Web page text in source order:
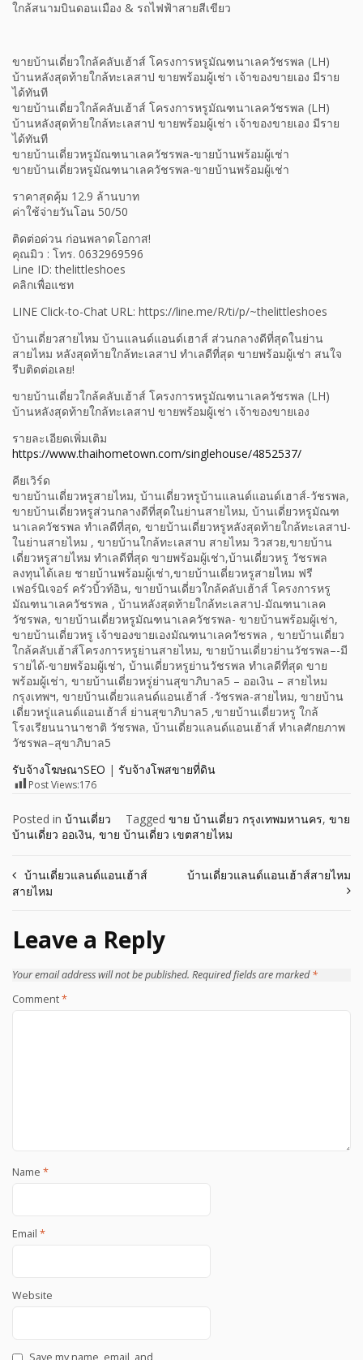
ใกล้สนามบินดอนเมือง & รถไฟฟ้าสายสีเขียว
ขายบ้านเดี่ยวใกล้คลับเฮ้าส์ โครงการหรูมัณฑนาเลควัชรพล (LH)
บ้านหลังสุดท้ายใกล้ทะเลสาป ขายพร้อมผู้เช่า เจ้าของขายเอง มีราย
ได้ทันที
ขายบ้านเดี่ยวใกล้คลับเฮ้าส์ โครงการหรูมัณฑนาเลควัชรพล (LH)
บ้านหลังสุดท้ายใกล้ทะเลสาป ขายพร้อมผู้เช่า เจ้าของขายเอง มีราย
ได้ทันที
ขายบ้านเดี่ยวหรูมัณฑนาเลควัชรพล-ขายบ้านพร้อมผู้เช่า
ขายบ้านเดี่ยวหรูมัณฑนาเลควัชรพล-ขายบ้านพร้อมผู้เช่า
ราคาสุดคุ้ม 12.9 ล้านบาท
ค่าใช้จ่ายวันโอน 50/50
ติดต่อด่วน ก่อนพลาดโอกาส!
คุณมิว : โทร. 0632969596
Line ID: thelittleshoes
คลิกเพื่อแชท
LINE Click-to-Chat URL: https://line.me/R/ti/p/~thelittleshoes
บ้านเดี่ยวสายไหม บ้านแลนด์แอนด์เฮาส์ ส่วนกลางดีที่สุดในย่าน
สายไหม หลังสุดท้ายใกล้ทะเลสาป ทำเลดีที่สุด ขายพร้อมผู้เช่า สนใจ
รีบติดต่อเลย!
ขายบ้านเดี่ยวใกล้คลับเฮ้าส์ โครงการหรูมัณฑนาเลควัชรพล (LH)
บ้านหลังสุดท้ายใกล้ทะเลสาป ขายพร้อมผู้เช่า เจ้าของขายเอง
รายละเอียดเพิ่มเติม
https://www.thaihometown.com/singlehouse/4852537/
คียเวิร์ด
ขายบ้านเดี่ยวหรูสายไหม, บ้านเดี่ยวหรูบ้านแลนด์แอนด์เฮาส์-วัชรพล,
ขายบ้านเดี่ยวหรูส่วนกลางดีที่สุดในย่านสายไหม, บ้านเดี่ยวหรูมัณฑ
นาเลควัชรพล ทำเลดีที่สุด, ขายบ้านเดี่ยวหรูหลังสุดท้ายใกล้ทะเลสาป-
ในย่านสายไหม , ขายบ้านใกล้ทะเลสาบ สายไหม วิวสวย,ขายบ้าน
เดี่ยวหรูสายไหม ทำเลดีที่สุด ขายพร้อมผู้เช่า,บ้านเดี่ยวหรู วัชรพล
ลงทุนได้เลย ชายบ้านพร้อมผู้เช่า,ขายบ้านเดี่ยวหรูสายไหม ฟรี
เฟอร์นิเจอร์ ครัวบิ้วท์อิน, ขายบ้านเดี่ยวใกล้คลับเฮ้าส์ โครงการหรู
มัณฑนาเลควัชรพล , บ้านหลังสุดท้ายใกล้ทะเลสาป-มัณฑนาเลค
วัชรพล, ขายบ้านเดี่ยวหรูมัณฑนาเลควัชรพล- ขายบ้านพร้อมผู้เช่า,
ขายบ้านเดี่ยวหรู เจ้าของขายเองมัณฑนาเลควัชรพล , ขายบ้านเดี่ยว
ใกล้คลับเฮ้าส์โครงการหรูย่านสายไหม, ขายบ้านเดี่ยวย่านวัชรพล–-มี
รายได้-ขายพร้อมผู้เช่า, บ้านเดี่ยวหรูย่านวัชรพล ทำเลดีที่สุด ขาย
พร้อมผู้เช่า, ขายบ้านเดี่ยวหรู่ย่านสุขาภิบาล5 – ออเงิน – สายไหม
กรุงเทพฯ, ขายบ้านเดี่ยวแลนด์แอนเฮ้าส์ -วัชรพล-สายไหม, ขายบ้าน
เดี่ยวหรู่แลนด์แอนเฮ้าส์ ย่านสุขาภิบาล5 ,ขายบ้านเดี่ยวหรู ใกล้
โรงเรียนนานาชาติ วัชรพล, บ้านเดี่ยวแลนด์แอนเฮ้าส์ ทำเลศักยภาพ
วัชรพล–สุขาภิบาล5
รับจ้างโฆษณาSEO | รับจ้างโพสขายที่ดิน
Post Views:176
Posted in บ้านเดี่ยว Tagged ขาย บ้านเดี่ยว กรุงเทพมหานคร, ขาย
บ้านเดี่ยว ออเงิน, ขาย บ้านเดี่ยว เขตสายไหม
Post
บ้านเดี่ยวแลนด์แอนเฮ้าส์
สายไหม
บ้านเดี่ยวแลนด์แอนเฮ้าส์สายไหม
Leave a Reply
Your email address will not be published. Required fields are marked*
Comment*
Name *
Email *
Website
Save my name, email, and